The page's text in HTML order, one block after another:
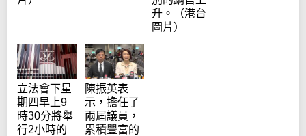
升。（港台
圖片）
立法會下星
期四早上9
時30分將舉
行2小時的
陳振英表
示，擔任了
兩屆議員，
累積豐富的